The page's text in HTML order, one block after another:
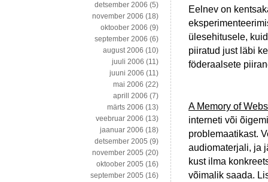
Eelnev on
ülesehitusele,
piiratud just läbi
föderaalsete
A Memory of
interneti või
problemaatikast.
audiomaterjali, ja
kust ilma
võimalik saada.
detsember 2006 (5)
november 2006 (18)
oktoober 2006 (9)
september 2006 (6)
august 2006 (10)
juuli 2006 (11)
juuni 2006 (11)
mai 2006 (22)
aprill 2006 (7)
märts 2006 (13)
veebruar 2006 (13)
jaanuar 2006 (18)
detsember 2005 (9)
november 2005 (20)
oktoober 2005 (16)
september 2005 (16)